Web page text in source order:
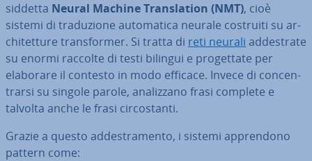
sid­det­ta Neural Machine Trans­la­tion (NMT), cioè
sistemi di tra­du­zio­ne au­to­ma­ti­ca neurale costruiti su ar­
chi­tet­tu­re tran­sfor­mer. Si tratta di reti neurali ad­de­stra­te
su enormi raccolte di testi bilingui e pro­get­ta­te per
elaborare il contesto in modo efficace. Invece di con­cen­
trar­si su singole parole, ana­liz­za­no frasi complete e
talvolta anche le frasi cir­co­stan­ti.
Grazie a questo ad­de­stra­men­to, i sistemi ap­pren­do­no
pattern come: